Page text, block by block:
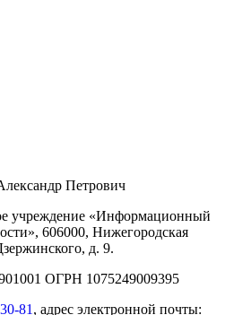
Петрович
учреждение «Информационный
606000, Нижегородская
д. 9.
ОГРН 1075249009395
81 , адрес электронной почты: